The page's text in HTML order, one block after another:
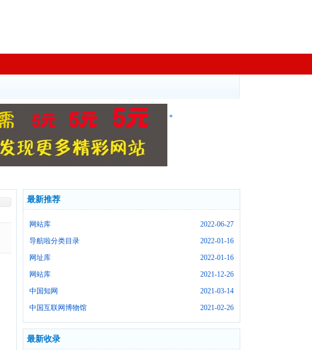
*
最新推荐
2022-06-27
网站库
2022-01-16
导航啦分类目录
2022-01-16
网址库
2021-12-26
网站库
2021-03-14
中国知网
2021-02-26
中国互联网博物馆
最新收录